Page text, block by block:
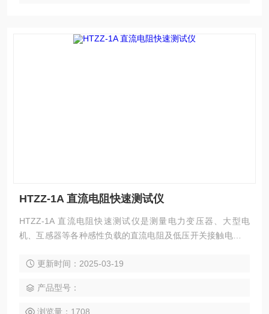
HTZZ-1A 直流电阻快速测试仪
HTZZ-1A 直流电阻快速测试仪是测量电力变压器、大型电
机、互感器等各种感性负载的直流电阻及低压开关接触电阻、
更新时间：2025-03-19
产品型号：
浏览量：1708